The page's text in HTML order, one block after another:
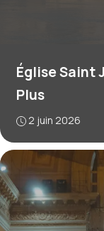
Église Saint
Plus
2 juin 2026